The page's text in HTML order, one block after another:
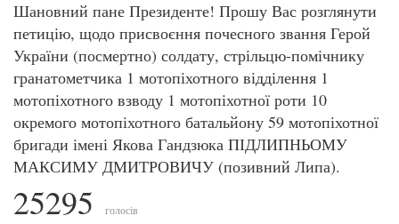
Шановний пане Президенте! Прошу Вас розглянути
петицію, щодо присвоєння почесного звання Герой
України (посмертно) солдату, стрільцю-помічнику
гранатометчика 1 мотопіхотного відділення 1
мотопіхотного взводу 1 мотопіхотної роти 10
окремого мотопіхотного батальйону 59 мотопіхотної
бригади імені Якова Гандзюка ПІДЛИПНЬОМУ
МАКСИМУ ДМИТРОВИЧУ (позивний Липа).
25295 голосів